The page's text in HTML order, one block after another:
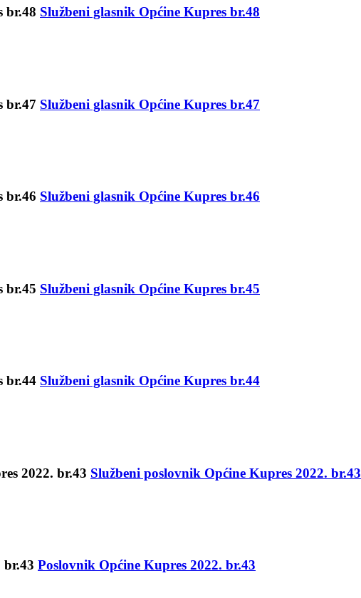
Službeni glasnik Općine Kupres br.48
Službeni glasnik Općine Kupres br.47
Službeni glasnik Općine Kupres br.46
Službeni glasnik Općine Kupres br.45
Službeni glasnik Općine Kupres br.44
Službeni poslovnik Općine Kupres 2022. br.43
Poslovnik Općine Kupres 2022. br.43